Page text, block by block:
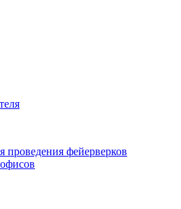
проведения фейерверков